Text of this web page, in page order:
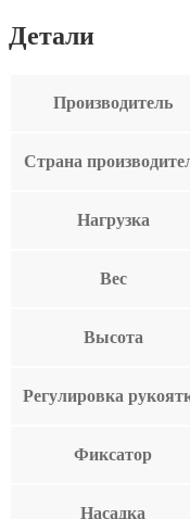
Детали
Производитель
Страна
Нагрузка
Вес
Высота
Регулировка
Фиксатор
Насадка